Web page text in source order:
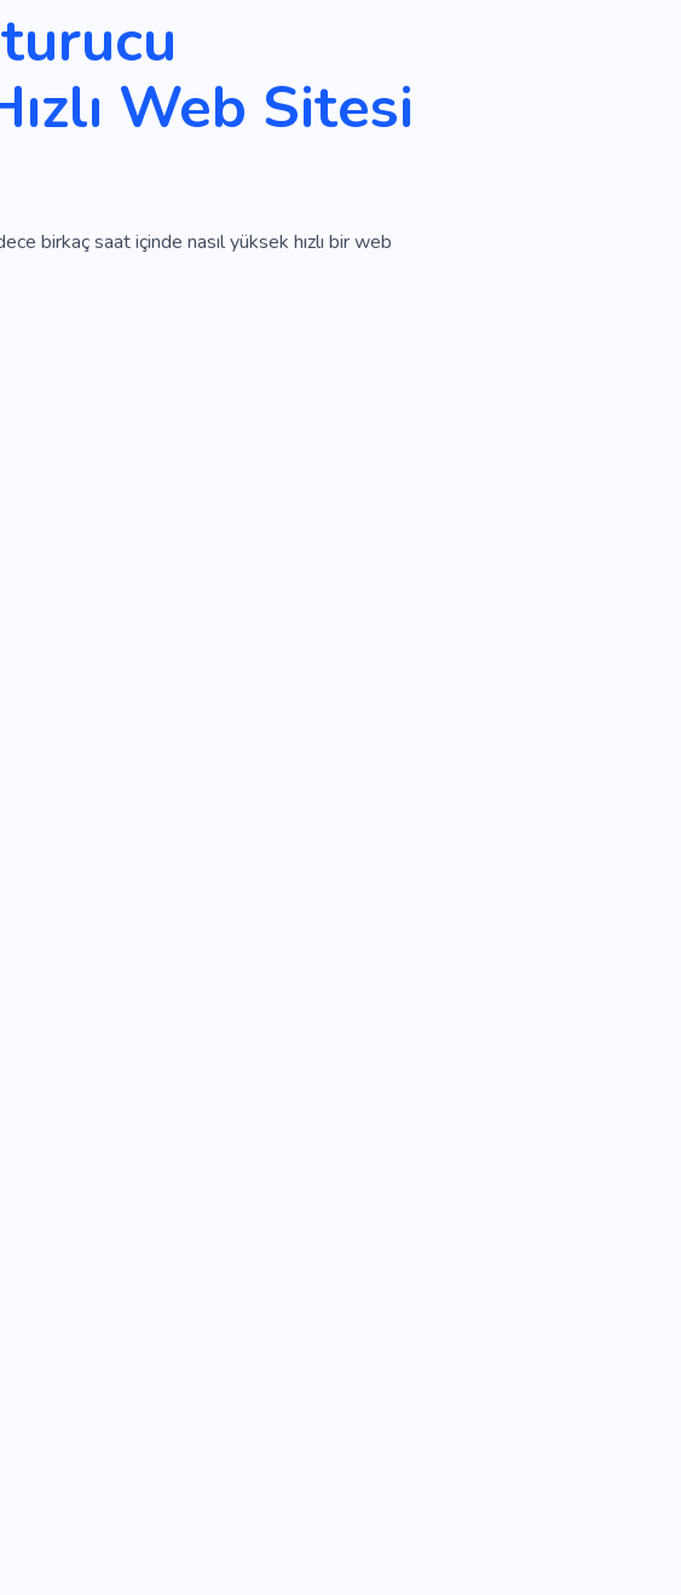
Web Sitesi
birkaç saat içinde nasıl yüksek hızlı bir web